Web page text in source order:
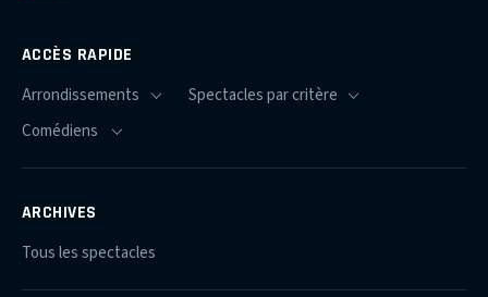
ACCÈS RAPIDE
ARCHIVES
Tous les spectacles